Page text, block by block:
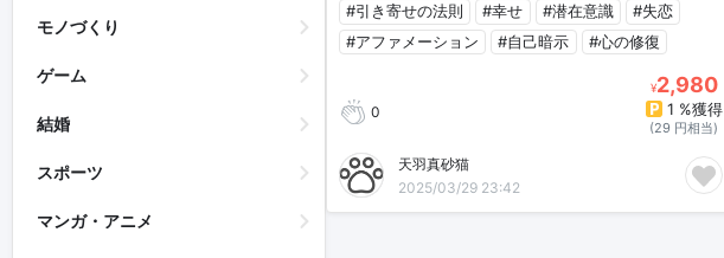
モノづくり
ゲーム
結婚
スポーツ
マンガ・アニメ
#引き寄せの法則
#幸せ #潜在意識
#失恋
#アファメーション
#自己暗示 #心の修復
0
¥2,980
1 %獲得
(29 円相当)
天羽真砂猫
2025/03/29 23:42